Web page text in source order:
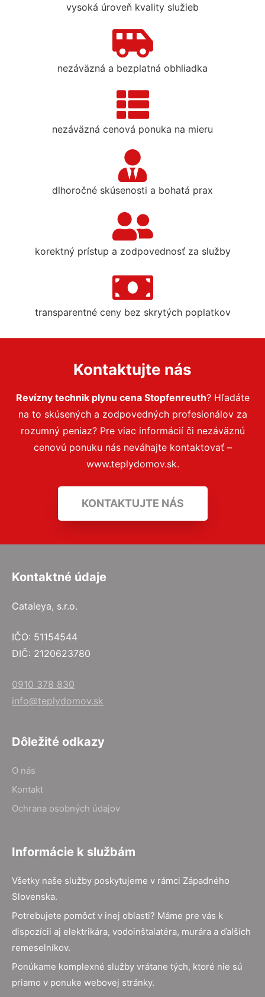
vysoká úroveň kvality služieb
nezáväzná a bezplatná obhliadka
nezáväzná cenová ponuka na mieru
dlhoročné skúsenosti a bohatá prax
korektný prístup a zodpovednosť za služby
transparentné ceny bez skrytých poplatkov
Kontaktujte nás
Revízny technik plynu cena Stopfenreuth? Hľadáte
na to skúsených a zodpovedných profesionálov za
rozumný peniaz? Pre viac informácií či nezáväznú
cenovú ponuku nás neváhajte kontaktovať –
www.teplydomov.sk.
KONTAKTUJTE NÁS
Kontaktné údaje
Cataleya, s.r.o.
IČO: 51154544
DIČ: 2120623780
0910 378 830
info@teplydomov.sk
Dôležité odkazy
O nás
Kontakt
Ochrana osobných údajov
Informácie k službám
Všetky naše služby poskytujeme v rámci Západného
Slovenska.
Potrebujete pomôcť v inej oblasti? Máme pre vás k
dispozícii aj elektrikára, vodoinštalatéra, murára a ďalších
remeselníkov.
Ponúkame komplexné služby vrátane tých, ktoré nie sú
priamo v ponuke webovej stránky.